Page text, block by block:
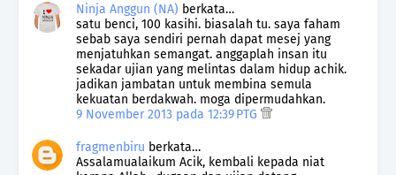
Ninja Anggun (NA) berkata…
satu benci, 100 kasihi. biasalah tu. saya faham
sebab saya sendiri pernah dapat mesej yang
menjatuhkan semangat. anggaplah insan itu
sekadar ujian yang melintas dalam hidup achik.
jadikan jambatan untuk membina semula
kekuatan berdakwah. moga dipermudahkan.
9 November 2013 pada 12:39 PTG
fragmenbiru berkata…
Assalamualaikum Acik, kembali kepada niat